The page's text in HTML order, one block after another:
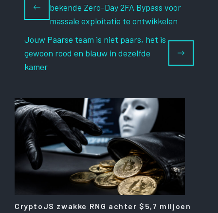
bekende Zero-Day 2FA Bypass voor
massale exploitatie te ontwikkelen
Jouw Paarse team is niet paars, het is
gewoon rood en blauw in dezelfde
kamer
CryptoJS zwakke RNG achter $5,7 miljoen